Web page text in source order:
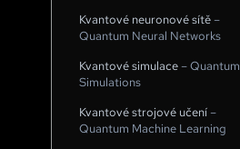
Kvantové neuronové sítě–
Quantum Neural Networks
Kvantové simulace–Quantum
Simulations
Kvantové strojové učení–
Quantum Machine Learning